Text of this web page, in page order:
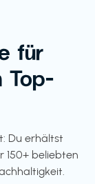
für
Top-
Du erhältst
150+ beliebten